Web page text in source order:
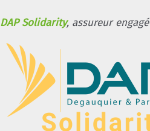
DAP Solidarity, assureur engagé